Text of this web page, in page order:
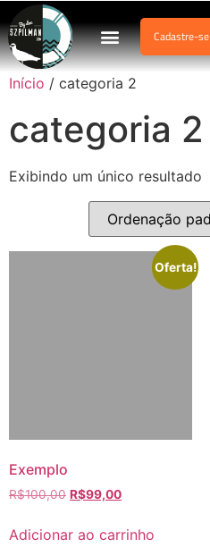
Cadastre-se
Início / categoria 2
categoria 2
Exibindo um único resultado
Oferta!
Exemplo
R$100,00 R$99,00
Adicionar ao carrinho